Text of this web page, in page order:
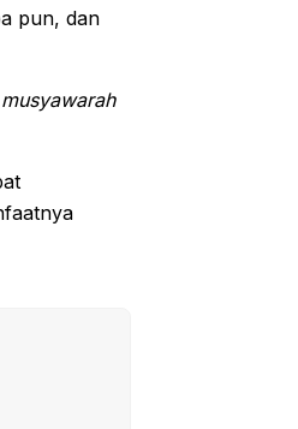
pun, dan
musyawarah